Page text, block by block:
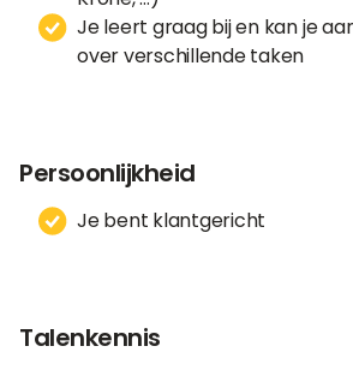
Je leert graag bij en kan je
over verschillende taken
Persoonlijkheid
Je bent klantgericht
Talenkennis